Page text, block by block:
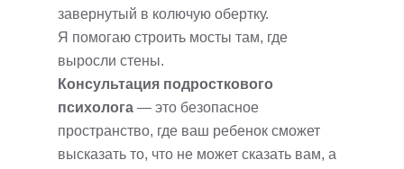
завернутый в колючую обертку.
Я помогаю строить мосты там, где
выросли стены.
Консультация подросткового
психолога — это безопасное
пространство, где ваш ребенок сможет
высказать то, что не может сказать вам, а